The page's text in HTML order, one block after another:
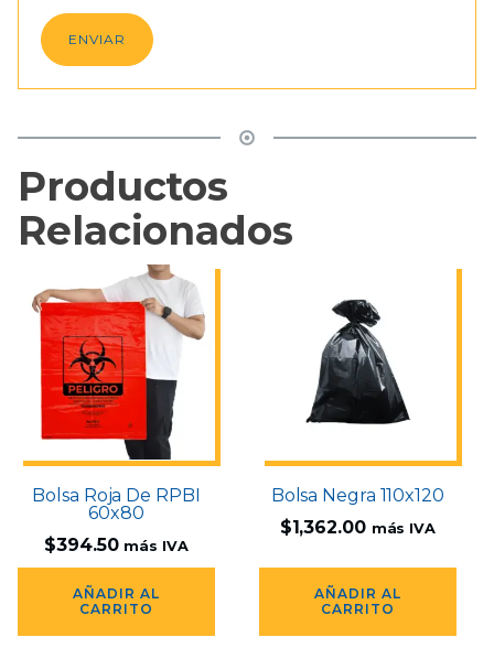
Productos
Relacionados
Bolsa Roja De RPBI
60x80
$394.50 más IVA
AÑADIR AL
CARRITO
Bolsa Negra 110x120
$1,362.00 más IVA
AÑADIR AL
CARRITO